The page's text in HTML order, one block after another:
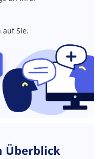
Sie.
Überblick